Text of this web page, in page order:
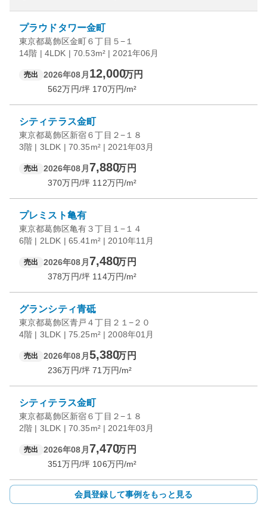
プラウドタワー金町
東京都葛飾区金町６丁目５−１
14階 | 4LDK | 70.53m² | 2021年06月
売出 2026年08月 12,000万円
562万円/坪 170万円/m²
シティテラス金町
東京都葛飾区新宿６丁目２−１８
3階 | 3LDK | 70.35m² | 2021年03月
売出 2026年08月 7,880万円
370万円/坪 112万円/m²
プレミスト亀有
東京都葛飾区亀有３丁目１−１４
6階 | 2LDK | 65.41m² | 2010年11月
売出 2026年08月 7,480万円
378万円/坪 114万円/m²
グランシティ青砥
東京都葛飾区青戸４丁目２１−２０
4階 | 3LDK | 75.25m² | 2008年01月
売出 2026年08月 5,380万円
236万円/坪 71 万円/m²
シティテラス金町
東京都葛飾区新宿６丁目２−１８
2階 | 3LDK | 70.35m² | 2021年03月
売出 2026年08月 7,470万円
351万円/坪 106万円/m²
会員登録して事例をもっと見る